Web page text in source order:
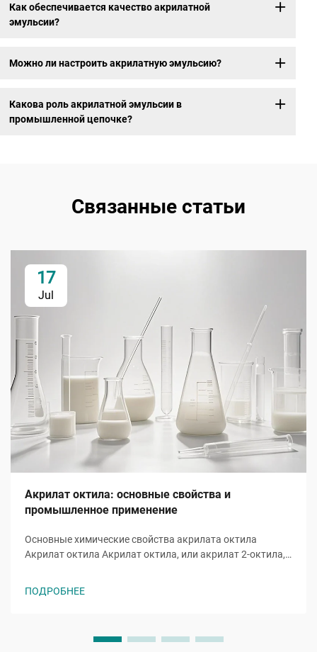
Как обеспечивается качество акрилатной
эмульсии?
Можно ли настроить акрилатную эмульсию?
Какова роль акрилатной эмульсии в
промышленной цепочке?
Связанные статьи
17
Jul
Акрилат октила: основные свойства и
промышленное применение
Основные химические свойства акрилата октила
Акрилат октила Акрилат октила, или акрилат 2-октила,
включает восьмиуглеродную алкильную цепь,
ПОДРОБНЕЕ